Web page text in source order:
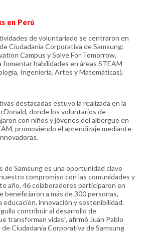
en Perú
de voluntariado se centraron en
Ciudadanía Corporativa de Samsung:
Campus y Solve For Tomorrow,
fomentar habilidades en áreas STEAM
Ingeniería, Artes y Matemáticas).
destacadas estuvo la realizada en la
donde los voluntarios de
con niños y jóvenes del albergue en
promoviendo el aprendizaje mediante
de Samsung es una oportunidad clave
compromiso con las comunidades y
año, 46 colaboradores participaron en
beneficiaron a más de 300 personas,
educación, innovación y sostenibilidad.
contribuir al desarrollo de
transforman vidas”, afirmó Juan Pablo
Ciudadanía Corporativa de Samsung